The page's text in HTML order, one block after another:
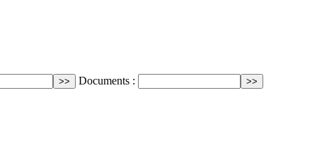
Documents :